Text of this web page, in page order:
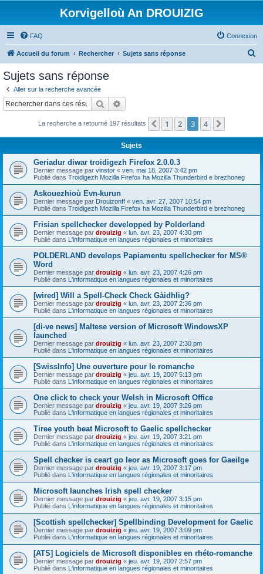
Korvigelloù An DROUIZIG
FAQ Connexion
Accueil du forum Rechercher Sujets sans réponse
c
Sujets sans réponse
Aller sur la recherche avancée
Rechercher
La recherche a retourné 197 résultats Précédent
1 2 3 4
Sujets
Geriadur diwar troidigezh Firefox 2.0.0.3
Dernier message par vinstor « ven. mai 18, 2007 3:42 pm
Publié dans Troidigezh Mozilla Firefox ha Mozilla Thunderbird e brezhoneg
Askouezhioù Evn-kurun
Dernier message par Drouizonff « ven. avr. 27, 2007 10:54 pm
Publié dans Troidigezh Mozilla Firefox ha Mozilla Thunderbird e brezhoneg
Frisian spellchecker developped by Polderland
Dernier message par drouizig « lun. avr. 23, 2007 4:30 pm
Publié dans L'informatique en langues régionales et minoritaires
POLDERLAND develops Papiamentu spellchecker for MS®
Word
Dernier message par drouizig « lun. avr. 23, 2007 4:26 pm
Publié dans L'informatique en langues régionales et minoritaires
[wired] Will a Spell-Check Check Gàidhlig?
Dernier message par drouizig « lun. avr. 23, 2007 2:36 pm
Publié dans L'informatique en langues régionales et minoritaires
[di-ve news] Maltese version of Microsoft WindowsXP
launched
Dernier message par drouizig « lun. avr. 23, 2007 2:30 pm
Publié dans L'informatique en langues régionales et minoritaires
[SwissInfo] Une ouverture pour le romanche
Dernier message par drouizig « jeu. avr. 19, 2007 5:13 pm
Publié dans L'informatique en langues régionales et minoritaires
One click to check your Welsh in Microsoft Office
Dernier message par drouizig « jeu. avr. 19, 2007 3:26 pm
Publié dans L'informatique en langues régionales et minoritaires
Tiree youth beat Microsoft to Gaelic spellchecker
Dernier message par drouizig « jeu. avr. 19, 2007 3:21 pm
Publié dans L'informatique en langues régionales et minoritaires
Spell checker is ceart go leor as Microsoft goes for Gaeilge
Dernier message par drouizig « jeu. avr. 19, 2007 3:17 pm
Publié dans L'informatique en langues régionales et minoritaires
Microsoft launches Irish spell checker
Dernier message par drouizig « jeu. avr. 19, 2007 3:15 pm
Publié dans L'informatique en langues régionales et minoritaires
[Scottish spellchecker] Spellbinding Development for Gaelic
Dernier message par drouizig « jeu. avr. 19, 2007 3:09 pm
Publié dans L'informatique en langues régionales et minoritaires
[ATS] Logiciels de Microsoft disponibles en rhéto-romanche
Dernier message par drouizig « jeu. avr. 19, 2007 2:57 pm
Publié dans L'informatique en langues régionales et minoritaires